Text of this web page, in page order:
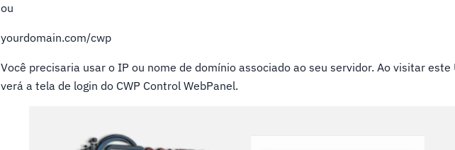
ou
yourdomain.com/cwp
Você precisaria usar o IP ou nome de domínio associado ao seu servidor. Ao visitar este
verá a tela de login do CWP Control WebPanel.